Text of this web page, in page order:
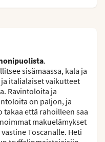
.
sisämaassa, kala ja
italialaiset vaikutteet
Ravintoloita ja
on paljon, ja
että rahoilleen saa
makuelämykset
Toscanalle. Heti